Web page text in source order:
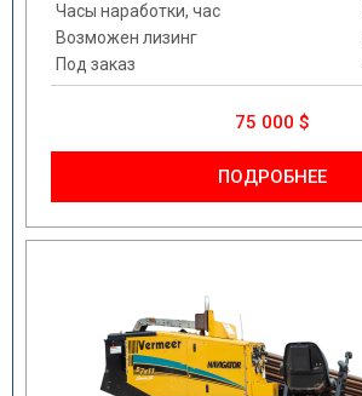
Часы наработки, час
Возможен лизинг
Под заказ
75 000 $
ПОДРОБНЕЕ